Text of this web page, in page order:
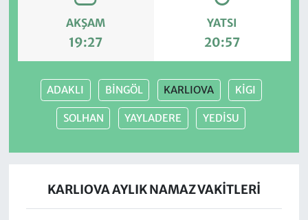
AKŞAM
19:27
YATSI
20:57
ADAKLI BİNGÖL KARLIOVA KİGI
SOLHAN YAYLADERE YEDİSU
KARLIOVA AYLIK NAMAZ VAKITLERI